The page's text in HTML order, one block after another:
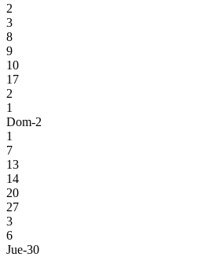
2
3
8
9
10
17
2
1
Dom-2
1
7
13
14
20
27
3
6
Jue-30